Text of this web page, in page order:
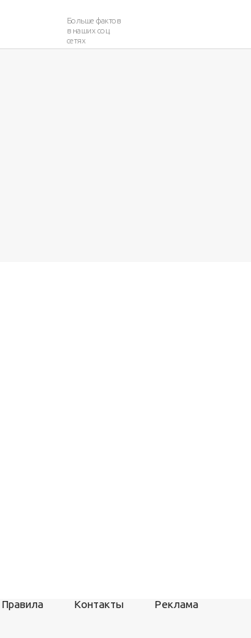
Больше фактов
в наших соц.
сетях
Правила Контакты Реклама